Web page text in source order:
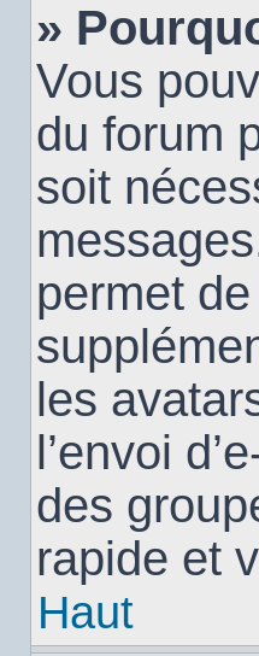
»
Vous
du forum
soit
permet
les
l’envoi
des
rapide et
Haut